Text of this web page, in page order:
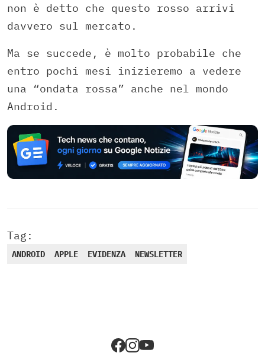
non è detto che questo rosso arrivi
davvero sul mercato.
Ma se succede, è molto probabile che
entro pochi mesi inizieremo a vedere
una “ondata rossa” anche nel mondo
Android.
Tag:
ANDROID APPLE EVIDENZA NEWSLETTER